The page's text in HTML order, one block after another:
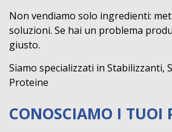
Non vendiamo solo ingredienti:
soluzioni. Se hai un problema
giusto.
Siamo specializzati in Stabilizzanti,
Proteine
CONOSCIAMO I TUOI